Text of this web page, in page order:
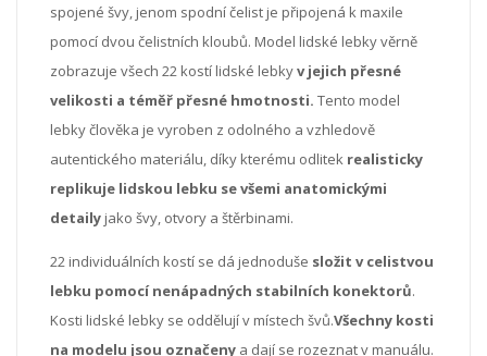
spojené švy, jenom spodní čelist je připojená k maxile
pomocí dvou čelistních kloubů. Model lidské lebky věrně
zobrazuje všech 22 kostí lidské lebkyv jejich přesné
velikosti a téměř přesné hmotnosti. Tento model
lebky člověka je vyroben z odolného a vzhledově
autentického materiálu, díky kterému odlitek realisticky
replikuje lidskou lebku se všemi anatomickými
detaily jako švy, otvory a štěrbinami.
22 individuálních kostí se dá jednoduše složit v celistvou
lebku pomocí nenápadných stabilních konektorů.
Kosti lidské lebky se oddělují v místech švů.Všechny kosti
na modelu jsou označeny a dají se rozeznat v manuálu.